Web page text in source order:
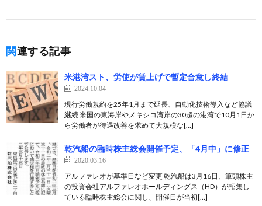
関連する記事
米港湾スト、労使が賃上げで暫定合意し終結
2024.10.04
現行労働規約を25年1月まで延長、自動化技術導入など協議
継続 米国の東海岸やメキシコ湾岸の30超の港湾で10月1日か
ら労働者が待遇改善を求めて大規模な[…]
乾汽船の臨時株主総会開催予定、「4月中」に修正
2020.03.16
アルファレオが基準日など変更 乾汽船は3月16日、筆頭株主
の投資会社アルファレオホールディングス（HD）が招集し
ている臨時株主総会に関し、開催日が当初[…]